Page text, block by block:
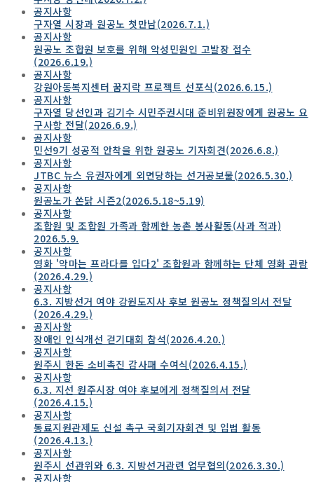
공지사항
구자열 시장과 원공노 첫만남(2026.7.1.)
공지사항
원공노 조합원 보호를 위해 악성민원인 고발장 접수
(2026.6.19.)
공지사항
강원아동복지센터 꿈지락 프로젝트 선포식(2026.6.15.)
공지사항
구자열 당선인과 김기수 시민주권시대 준비위원장에게 원공노 요
구사항 전달(2026.6.9.)
공지사항
민선9기 성공적 안착을 위한 원공노 기자회견(2026.6.8.)
공지사항
JTBC 뉴스 유권자에게 외면당하는 선거공보물(2026.5.30.)
공지사항
원공노가 쏜닭 시즌2(2026.5.18~5.19)
공지사항
조합원 및 조합원 가족과 함께한 농촌 봉사활동(사과 적과)
2026.5.9.
공지사항
영화 '악마는 프라다를 입다2' 조합원과 함께하는 단체 영화 관람
(2026.4.29.)
공지사항
6.3. 지방선거 여야 강원도지사 후보 원공노 정책질의서 전달
(2026.4.29.)
공지사항
장애인 인식개선 걷기대회 참석(2026.4.20.)
공지사항
원주시 한돈 소비촉진 감사패 수여식(2026.4.15.)
공지사항
6.3. 지선 원주시장 여야 후보에게 정책질의서 전달
(2026.4.15.)
공지사항
동료지원관제도 신설 촉구 국회기자회견 및 입법 활동
(2026.4.13.)
공지사항
원주시 선관위와 6.3. 지방선거관련 업무협의(2026.3.30.)
공지사항